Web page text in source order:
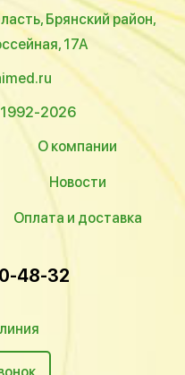
Брянский район,
17А
2026
О компании
Новости
Оплата и доставка
48-32